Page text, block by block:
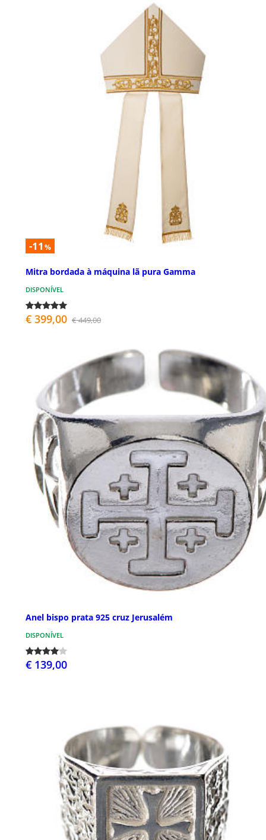
-11 %
Mitra bordada à máquina lã pura Gamma
DISPONÍVEL
€ 399,00 € 449,00
Anel bispo prata 925 cruz Jerusalém
DISPONÍVEL
€ 139,00